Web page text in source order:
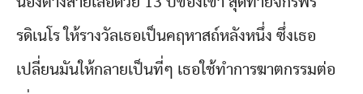
รดิเนโร ให้รางวัลเธอเป็นคฤหาสถ์หลังหนึ่ง ซึ่งเธอ
เปลี่ยนมันให้กลายเป็นที่ๆ เธอใช้ทำการฆาตกรรมต่อ